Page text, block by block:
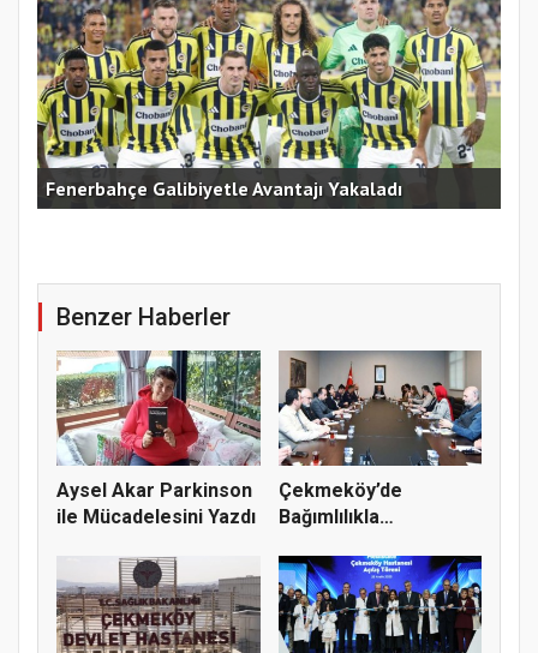
Fenerbahçe Galibiyetle Avantajı Yakaladı
Benzer Haberler
Aysel Akar Parkinson
ile Mücadelesini Yazdı
Çekmeköy’de
Bağımlılıkla